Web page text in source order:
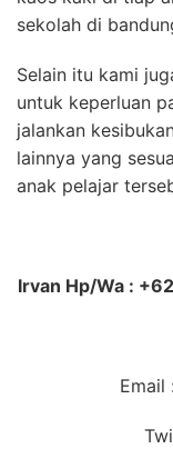
sekolah di
Selain itu kami
untuk keperluan
jalankan
lainnya yang
anak pelajar
Irvan Hp/Wa :
Email